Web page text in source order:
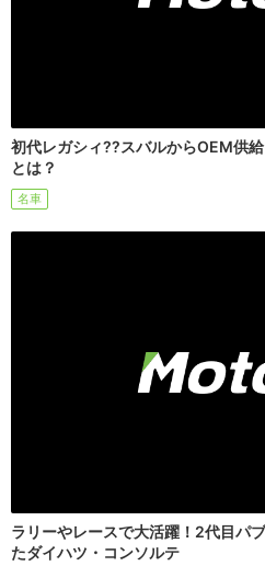
初代レガシィ??スバルからOEM供
とは？
名車
ラリーやレースで大活躍！2代目パ
たダイハツ・コンソルテ